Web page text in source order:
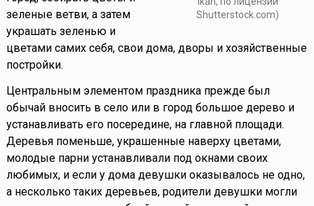
Shutterstock.com)
зеленые ветви, а затем
украшать зеленью и
цветами самих себя, свои дома, дворы и хозяйственные
постройки.
Центральным элементом праздника прежде был
обычай вносить в село или в город большое дерево и
устанавливать его посередине, на главной площади.
Деревья поменьше, украшенные наверху цветами,
молодые парни устанавливали под окнами своих
любимых, и если у дома девушки оказывалось не одно,
а несколько таких деревьев, родители девушки могли